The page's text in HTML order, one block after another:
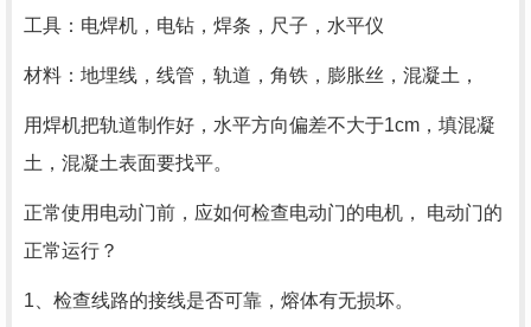
工具：电焊机，电钻，焊条，尺子，水平仪
材料：地埋线，线管，轨道，角铁，膨胀丝，混凝土，
用焊机把轨道制作好，水平方向偏差不大于1cm，填混凝
土，混凝土表面要找平。
正常使用电动门前，应如何检查电动门的电机， 电动门的
正常运行？
1、检查线路的接线是否可靠，熔体有无损坏。